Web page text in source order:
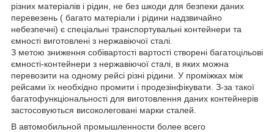
різних матеріалів і рідин, не без шкоди для безпеки даних
перевезень ( багато матеріали і рідини надзвичайно
небезпечні) є спеціальні транспортувальні контейнери та
ємності виготовлені з нержавіючої сталі.
З метою зниження собівартості вартості створені багатоцільові
ємності-контейнери з нержавіючої сталі, в яких можна
перевозити на одному рейсі різні рідини. У проміжках між
рейсами їх необхідно промити і продезінфікувати. З-за такої
багатофункціональності для виготовлення даних контейнерів
застосовуються високолеговані марки сталей.
В автомобильной промышленности более всего